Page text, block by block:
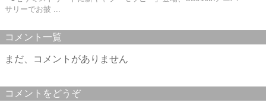
サリーでお披 ...
コメント一覧
まだ、コメントがありません
コメントをどうぞ